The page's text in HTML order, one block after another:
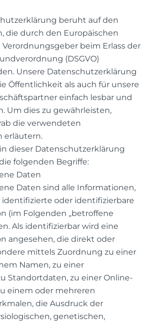
beruht auf den
die durch den Europäischen
beim Erlass der
(DSGVO)
Unsere Datenschutzerklärung
Öffentlichkeit als auch für unsere
einfach lesbar und
Um dies zu gewährleisten,
die verwendeten
erläutern.
dieser Datenschutzerklärung
folgenden Begriffe:
Daten
Daten sind alle Informationen,
identifizierte oder identifizierbare
(im Folgenden „betroffene
Als identifizierbar wird eine
angesehen, die direkt oder
mittels Zuordnung zu einer
Namen, zu einer
Standortdaten, zu einer Online-
einem oder mehreren
die Ausdruck der
genetischen,